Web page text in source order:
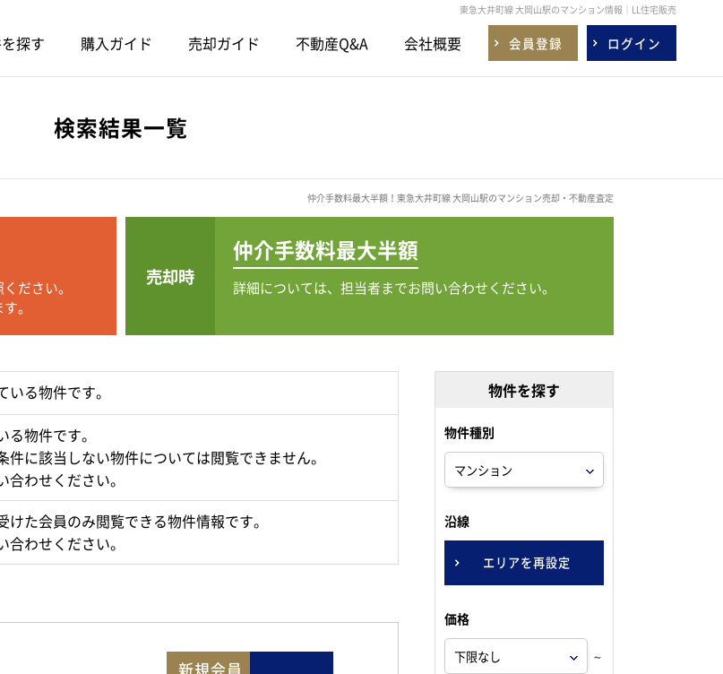
東急大井町線 大岡山駅のマンション情報｜LL住宅販売
探す 購入ガイド 売却ガイド 不動産Q&A 会社概要 会員登録 ログイン
検索結果一覧
仲介手数料最大半額！東急大井町線 大岡山駅のマンション売却・不動産査定
ださい。
。
売却時
仲介手数料最大半額
詳細については、担当者までお問い合わせください。
る物件です。
物件です。
件に該当しない物件については閲覧できません。
わせください。
た会員のみ閲覧できる物件情報です。
わせください。
新規会員
物件を探す
物件種別
沿線
エリアを再設定
価格
～